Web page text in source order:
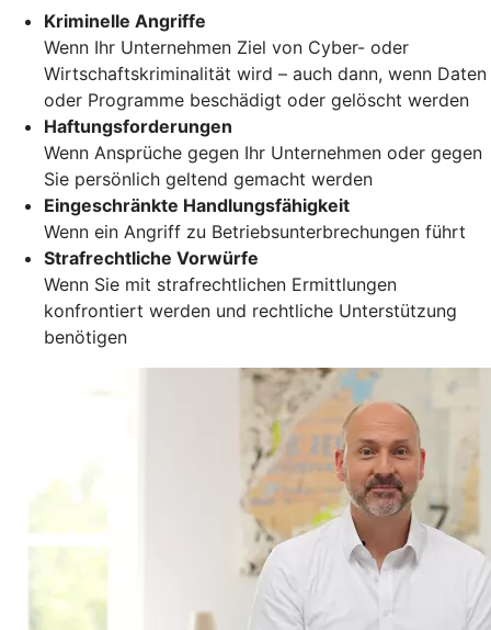
Kriminelle Angriffe
Wenn Ihr Unternehmen Ziel von Cyber- oder
Wirtschaftskriminalität wird – auch dann, wenn Daten
oder Programme beschädigt oder gelöscht werden
Haftungsforderungen
Wenn Ansprüche gegen Ihr Unternehmen oder gegen
Sie persönlich geltend gemacht werden
Eingeschränkte Handlungsfähigkeit
Wenn ein Angriff zu Betriebsunterbrechungen führt
Strafrechtliche Vorwürfe
Wenn Sie mit strafrechtlichen Ermittlungen
konfrontiert werden und rechtliche Unterstützung
benötigen